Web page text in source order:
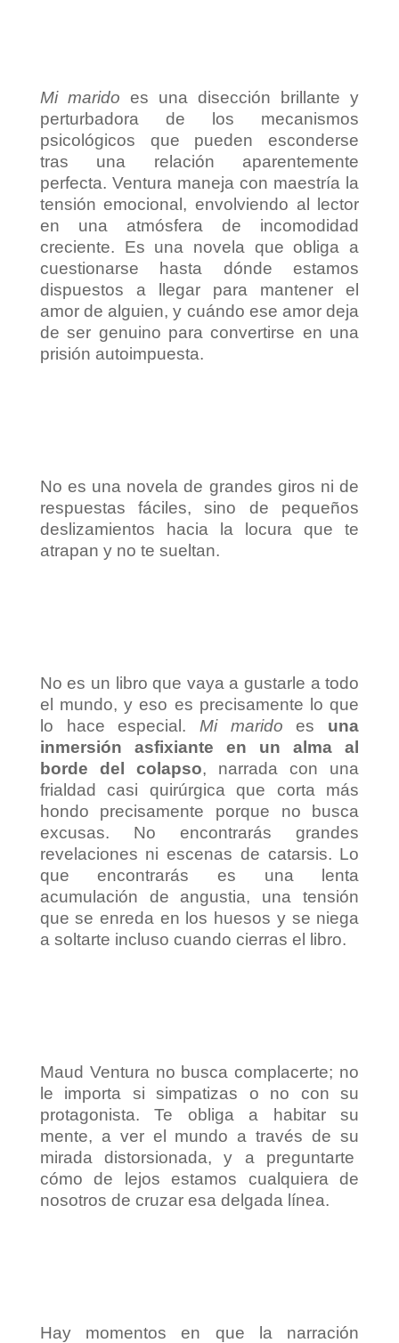
Mi marido es una disección brillante y
perturbadora de los mecanismos
psicológicos que pueden esconderse
tras una relación aparentemente
perfecta. Ventura maneja con maestría la
tensión emocional, envolviendo al lector
en una atmósfera de incomodidad
creciente. Es una novela que obliga a
cuestionarse hasta dónde estamos
dispuestos a llegar para mantener el
amor de alguien, y cuándo ese amor deja
de ser genuino para convertirse en una
prisión autoimpuesta.
No es una novela de grandes giros ni de
respuestas fáciles, sino de pequeños
deslizamientos hacia la locura que te
atrapan y no te sueltan.
No es un libro que vaya a gustarle a todo
el mundo, y eso es precisamente lo que
lo hace especial. Mi marido es una
inmersión asfixiante en un alma al
borde del colapso, narrada con una
frialdad casi quirúrgica que corta más
hondo precisamente porque no busca
excusas. No encontrarás grandes
revelaciones ni escenas de catarsis. Lo
que encontrarás es una lenta
acumulación de angustia, una tensión
que se enreda en los huesos y se niega
a soltarte incluso cuando cierras el libro.
Maud Ventura no busca complacerte; no
le importa si simpatizas o no con su
protagonista. Te obliga a habitar su
mente, a ver el mundo a través de su
mirada distorsionada, y a preguntarte
cómo de lejos estamos cualquiera de
nosotros de cruzar esa delgada línea.
Hay momentos en que la narración